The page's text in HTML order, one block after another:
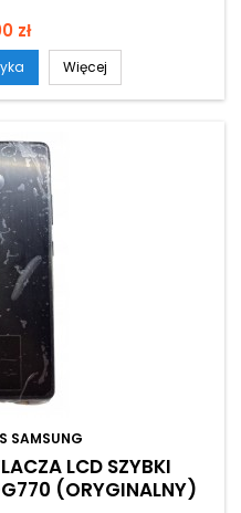
zł
Więcej
SAMSUNG
LCD SZYBKI
G770 (ORYGINALNY)